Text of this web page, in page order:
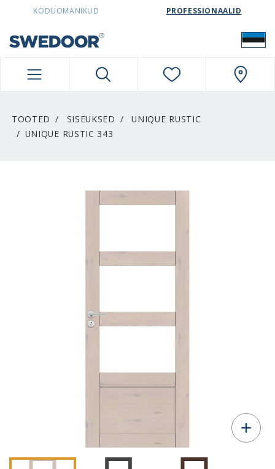
SWEDOORESTONIA NAVIGATION
KODUOMANIKUD PROFESSIONAALID
TOOTED SISEUKSED
UNIQUE RUSTIC
UNIQUE RUSTIC 343